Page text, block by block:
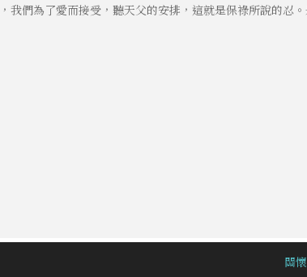
我們為了愛而接受，聽天父的安排，這就是保祿所說的忍
關懷